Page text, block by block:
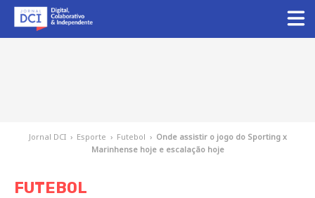
Jornal DCI › Esporte › Futebol › Onde assistir o jogo do Sporting x
Marinhense hoje e escalação hoje
FUTEBOL